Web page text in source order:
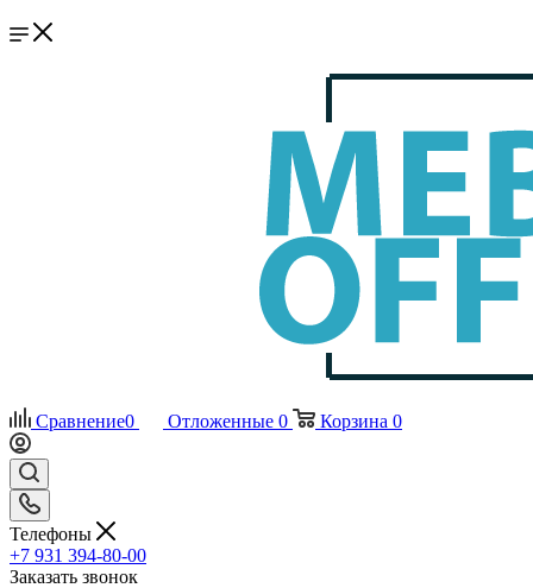
Сравнение0 Отложенные 0 Корзина 0
Телефоны
+7 931 394-80-00
Заказать звонок